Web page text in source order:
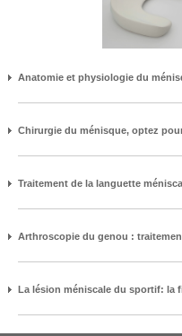
Anatomie et physiologie du
Chirurgie du ménisque, optez
Traitement de la languette
Arthroscopie du genou :
La lésion méniscale du sportif: la